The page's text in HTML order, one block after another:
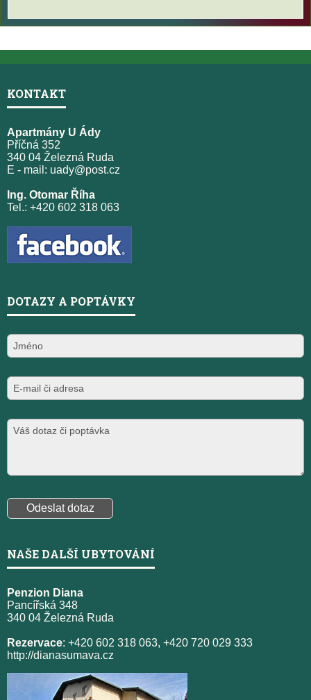
KONTAKT
Apartmány U Ády
Příčná 352
340 04 Železná Ruda
E - mail: uady@post.cz
Ing. Otomar Říha
Tel.: +420 602 318 063
DOTAZY A POPTÁVKY
NAŠE DALŠÍ UBYTOVÁNÍ
Penzion Diana
Pancířská 348
340 04 Železná Ruda
Rezervace: +420 602 318 063, +420 720 029 333
http://dianasumava.cz